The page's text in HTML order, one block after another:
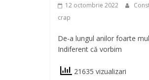
12 octombrie 2022
crap
De-a lungul anilor foarte
Indiferent că vorbim
21635 vizualizari